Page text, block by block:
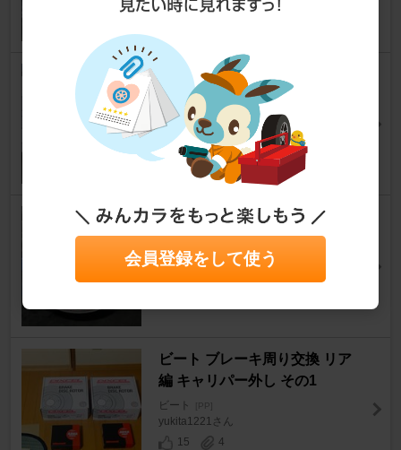
46
0
フロント、リヤディスクロータ
ー交換
ビート [PP]
でぃーぷさん
19
0
フロントブレーキローター＆パ
ッド交換
ビート [PP]
ビート ブレーキ周り交換 リア
編 キャリパー外し その1
ビート [PP]
yukita1221さん
15
4
会員登録をして使う